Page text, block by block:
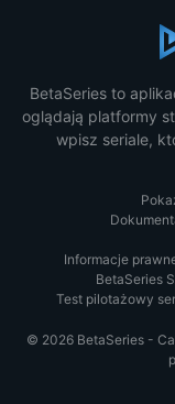
BetaSeries to
oglądają platformy
wpisz seriale,
Informacje
BetaSeries
Test pilotażowy
© 2026 BetaSeries -